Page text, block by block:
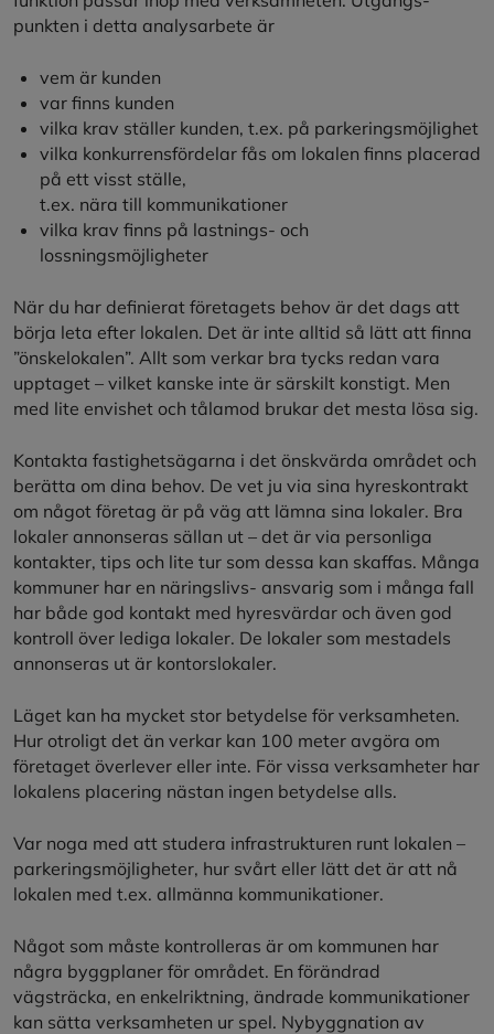
punkten i detta analysarbete är
vem är kunden
var finns kunden
vilka krav ställer kunden, t.ex. på parkeringsmöjlighet
vilka konkurrensfördelar fås om lokalen finns placerad
på ett visst ställe,
t.ex. nära till kommunikationer
vilka krav finns på lastnings- och
lossningsmöjligheter
När du har definierat företagets behov är det dags att
börja leta efter lokalen. Det är inte alltid så lätt att finna
”önskelokalen”. Allt som verkar bra tycks redan vara
upptaget – vilket kanske inte är särskilt konstigt. Men
med lite envishet och tålamod brukar det mesta lösa sig.
Kontakta fastighetsägarna i det önskvärda området och
berätta om dina behov. De vet ju via sina hyreskontrakt
om något företag är på väg att lämna sina lokaler. Bra
lokaler annonseras sällan ut – det är via personliga
kontakter, tips och lite tur som dessa kan skaffas. Många
kommuner har en näringslivs- ansvarig som i många fall
har både god kontakt med hyresvärdar och även god
kontroll över lediga lokaler. De lokaler som mestadels
annonseras ut är kontorslokaler.
Läget kan ha mycket stor betydelse för verksamheten.
Hur otroligt det än verkar kan 100 meter avgöra om
företaget överlever eller inte. För vissa verksamheter har
lokalens placering nästan ingen betydelse alls.
Var noga med att studera infrastrukturen runt lokalen –
parkeringsmöjligheter, hur svårt eller lätt det är att nå
lokalen med t.ex. allmänna kommunikationer.
Något som måste kontrolleras är om kommunen har
några byggplaner för området. En förändrad
vägsträcka, en enkelriktning, ändrade kommunikationer
kan sätta verksamheten ur spel. Nybyggnation av